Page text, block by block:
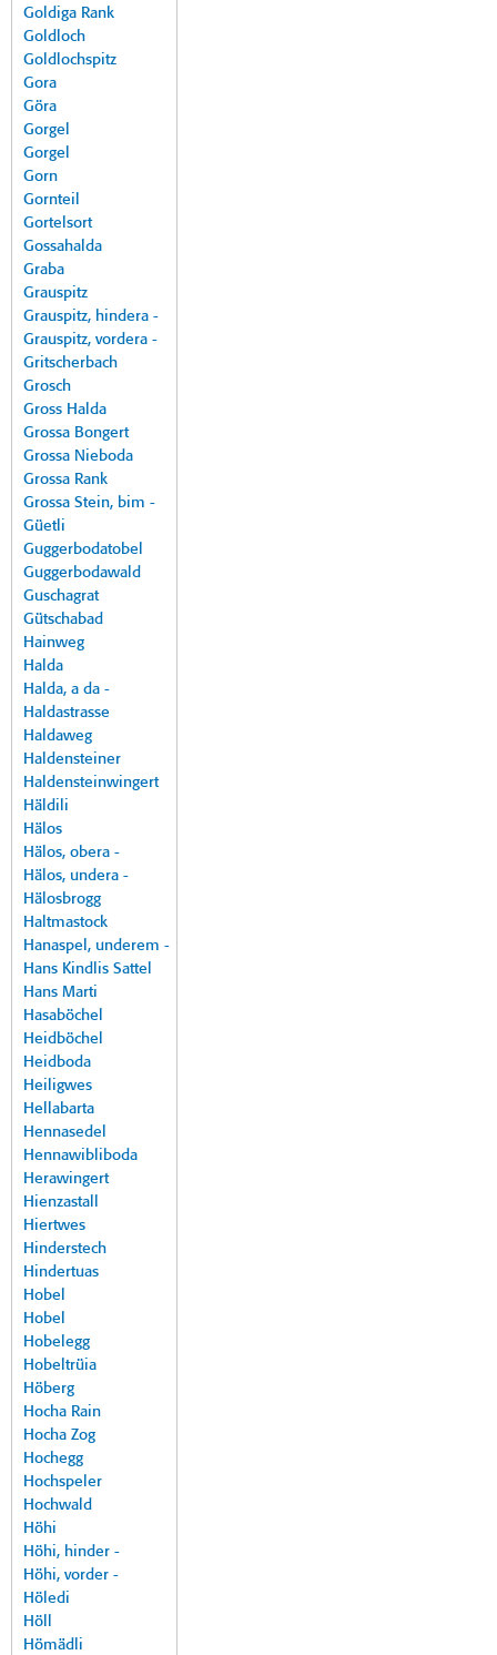
Goldiga Rank
Goldloch
Goldlochspitz
Gora
Göra
Gorgel
Gorgel
Gorn
Gornteil
Gortelsort
Gossahalda
Graba
Grauspitz
Grauspitz, hindera -
Grauspitz, vordera -
Gritscherbach
Grosch
Gross Halda
Grossa Bongert
Grossa Nieboda
Grossa Rank
Grossa Stein, bim -
Güetli
Guggerbodatobel
Guggerbodawald
Guschagrat
Gütschabad
Hainweg
Halda
Halda, a da -
Haldastrasse
Haldaweg
Haldensteiner
Haldensteinwingert
Häldili
Hälos
Hälos, obera -
Hälos, undera -
Hälosbrogg
Haltmastock
Hanaspel, underem -
Hans Kindlis Sattel
Hans Marti
Hasaböchel
Heidböchel
Heidboda
Heiligwes
Hellabarta
Hennasedel
Hennawibliboda
Herawingert
Hienzastall
Hiertwes
Hinderstech
Hindertuas
Hobel
Hobel
Hobelegg
Hobeltrüia
Höberg
Hocha Rain
Hocha Zog
Hochegg
Hochspeler
Hochwald
Höhi
Höhi, hinder -
Höhi, vorder -
Höledi
Höll
Hömädli